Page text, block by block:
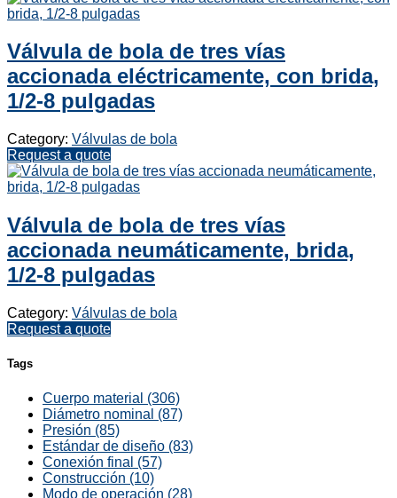
Válvula de bola de tres vías
accionada eléctricamente, con brida,
1/2-8 pulgadas
Category: Válvulas de bola
Request a quote
Válvula de bola de tres vías
accionada neumáticamente, brida,
1/2-8 pulgadas
Category: Válvulas de bola
Request a quote
Tags
Cuerpo material (306)
Diámetro nominal (87)
Presión (85)
Estándar de diseño (83)
Conexión final (57)
Construcción (10)
Modo de operación (28)